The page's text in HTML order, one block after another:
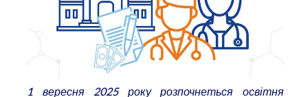
1 вересня 2025 року розпочнеться освітня